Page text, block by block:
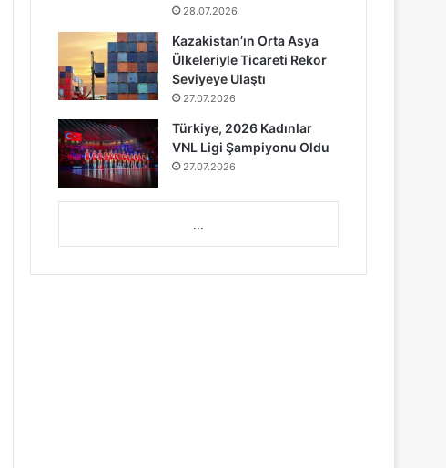
28.07.2026
Kazakistan’ın Orta Asya
Ülkeleriyle Ticareti Rekor
Seviyeye Ulaştı
27.07.2026
Türkiye, 2026 Kadınlar
VNL Ligi Şampiyonu Oldu
27.07.2026
...